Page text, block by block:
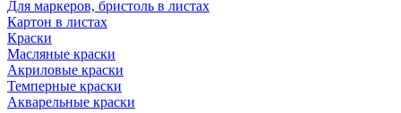
Для маркеров, бристоль в листах
Картон в листах
Краски
Масляные краски
Акриловые краски
Темперные краски
Акварельные краски